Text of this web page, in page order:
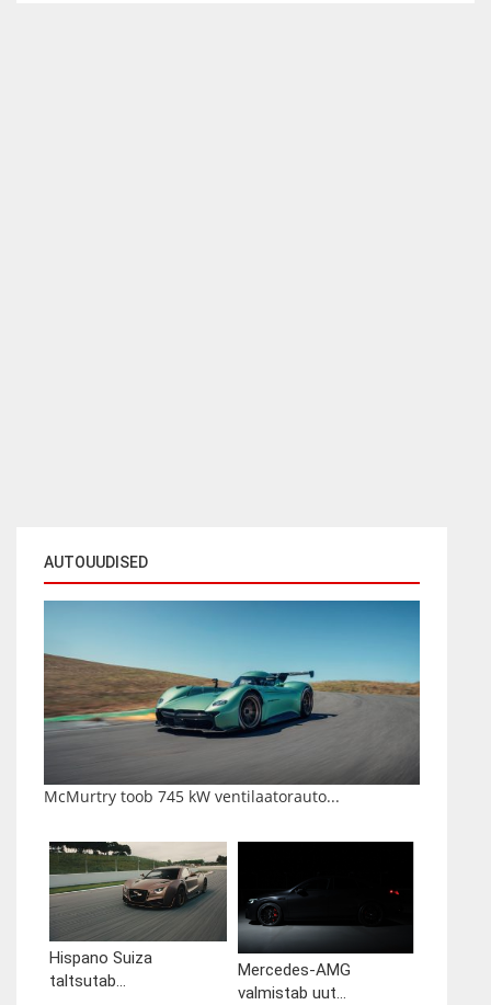
AUTOUUDISED
McMurtry toob 745 kW ventilaatorauto...
Hispano Suiza
taltsutab...
Mercedes-AMG
valmistab uut...